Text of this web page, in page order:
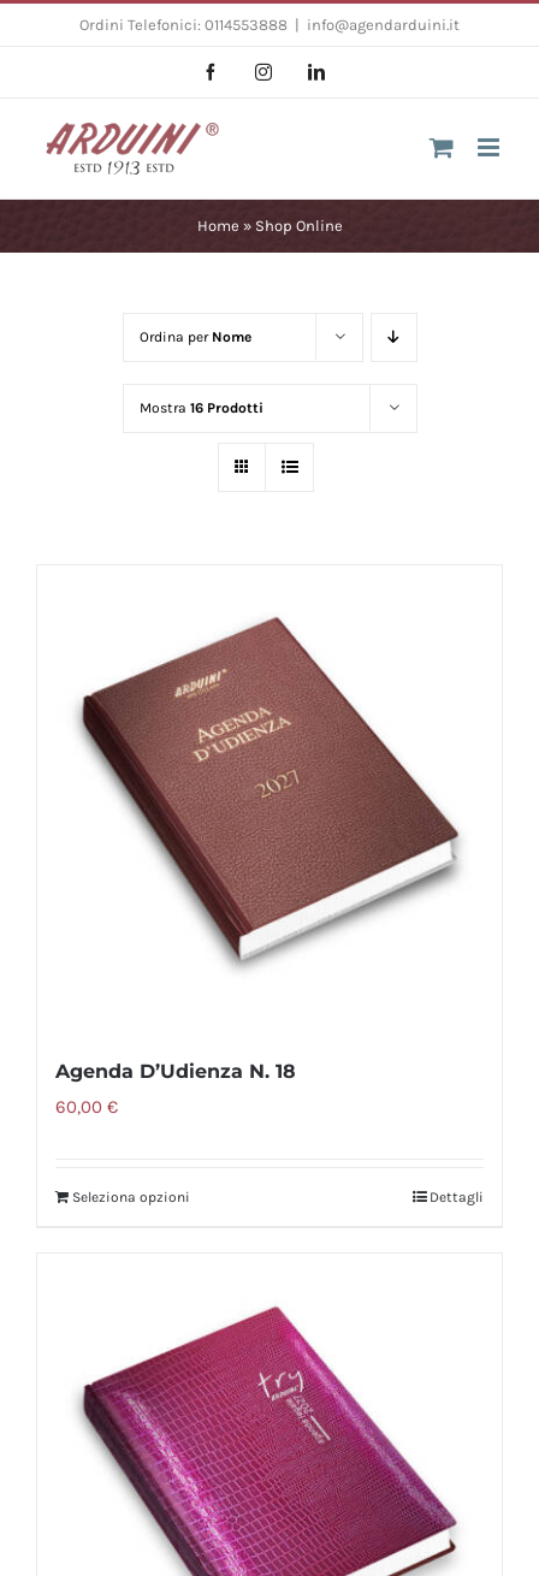
Ordini Telefonici: 0114553888 info@agendarduini.it
FacebookInstagramLinkedIn
Home » Shop Online
Ordina per Nome
Mostra 16 Prodotti
Agenda D’Udienza N. 18
60,00 €
Seleziona opzioni Dettagli